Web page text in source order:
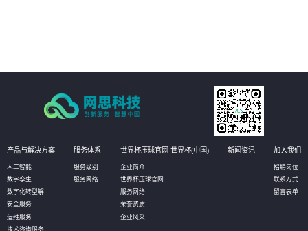
产品与解决方案
人工智能
数字孪生
数字化转型解
安全服务
运维服务
技术咨询服务
服务体系
服务级别
服务网络
世界杯压球官网-世界杯(中国)
企业简介
世界杯压球官网
服务网络
荣誉资质
企业风采
新闻资讯 加入我们
招聘岗位
联系方式
留言表单